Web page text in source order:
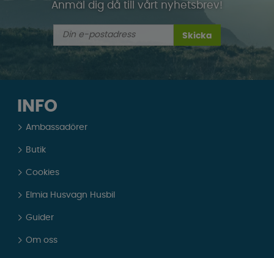
Anmäl dig då till vårt nyhetsbrev!
Skicka
INFO
Ambassadörer
Butik
Cookies
Elmia Husvagn Husbil
Guider
Om oss